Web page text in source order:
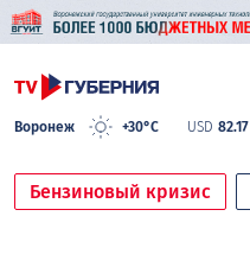
Воронеж +30°C USD 82.17
Бензиновый кризис